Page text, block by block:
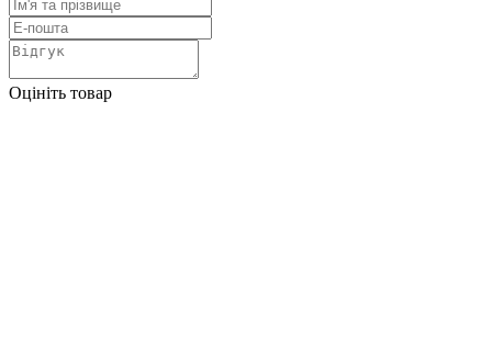
Оцініть товар